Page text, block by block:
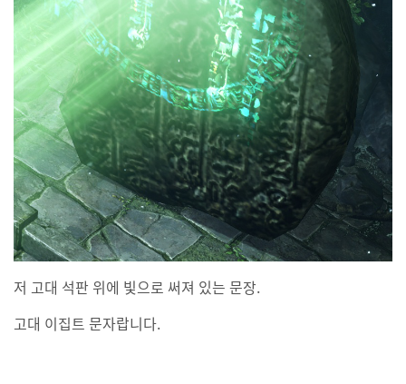
저 고대 석판 위에 빛으로 써져 있는 문장.
고대 이집트 문자랍니다.